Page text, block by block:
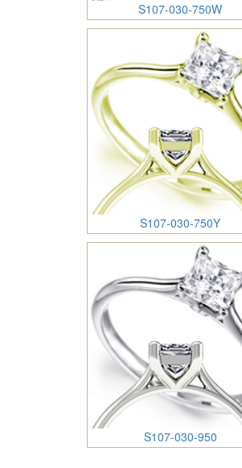
S107-030-750W
S107-030-750Y
S107-030-950